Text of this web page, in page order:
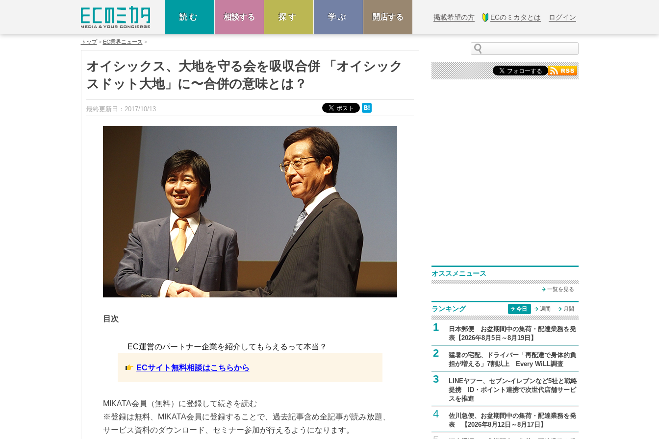
読む 相談する 探す 学ぶ 開店する 掲載希望の方 ECのミカタとは ログイン
トップ EC業界ニュース
オイシックス、大地を守る会を吸収合併 「オイシック
スドット大地」に〜合併の意味とは？
最終更新日： 2017/10/13
目次
EC運営のパートナー企業を紹介してもらえるって本当？
ECサイト無料相談はこちらから
MIKATA会員（無料）に登録して続きを読む
※登録は無料、MIKATA会員に登録することで、過去記事含め全記事が読み放題、
サービス資料のダウンロード、セミナー参加が行えるようになります。
オススメニュース
一覧を見る
ランキング 今日 週間 月間
1
日本郵便 お盆期間中の集荷・配達業務を発
表【2026年8月5日～8月19日】
2
猛暑の宅配、ドライバー「再配達で身体的負
担が増える」7割以上 Every WiLL調査
3
LINEヤフー、セブン-イレブンなど5社と戦略
提携 ID・ポイント連携で次世代店舗サービ
スを推進
4
佐川急便、お盆期間中の集荷・配達業務を発
表 【2026年8月12日～8月17日】